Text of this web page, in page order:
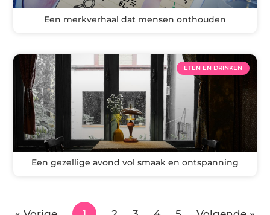
Een merkverhaal dat mensen onthouden
ETEN EN DRINKEN
Een gezellige avond vol smaak en ontspanning